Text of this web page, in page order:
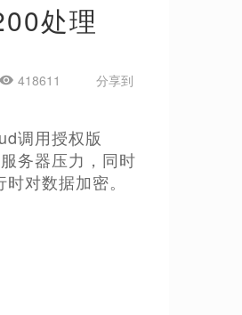
处理
418611 分享到
调用授权版
务器压力，同时
对数据加密。